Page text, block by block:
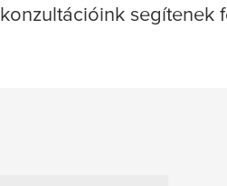
konzultációink segítenek